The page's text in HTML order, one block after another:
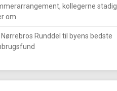
kollegerne stadig
om
Nørrebros Runddel til byens bedste